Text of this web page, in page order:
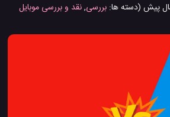
(دسته ها: بررسی,نقد و بررسی موبایل